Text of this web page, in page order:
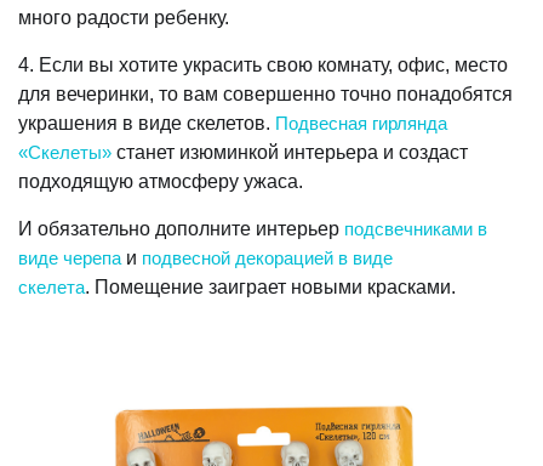
много радости ребенку.
4. Если вы хотите украсить свою комнату, офис, место
для вечеринки, то вам совершенно точно понадобятся
украшения в виде скелетов. Подвесная гирлянда
«Скелеты» станет изюминкой интерьера и создаст
подходящую атмосферу ужаса.
И обязательно дополните интерьер подсвечниками в
виде черепа и подвесной декорацией в виде
скелета. Помещение заиграет новыми красками.